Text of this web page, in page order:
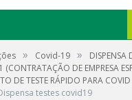
» Covid-19 »
DISPENSA
DE EMPRESA
DE TESTE RÁPIDO PARA COVID
testes covid19